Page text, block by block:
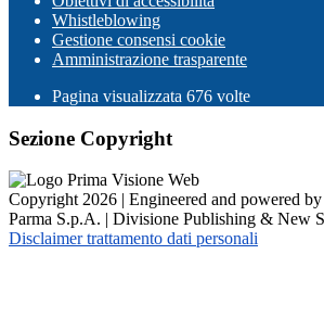
Whistleblowing
Gestione consensi cookie
Amministrazione trasparente
Pagina visualizzata 676 volte
Sezione Copyright
Copyright 2026 | Engineered and powered
Parma S.p.A. | Divisione Publishing & New
Disclaimer trattamento dati personali